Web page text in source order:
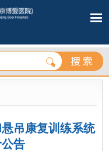
吊康复训练系统
告